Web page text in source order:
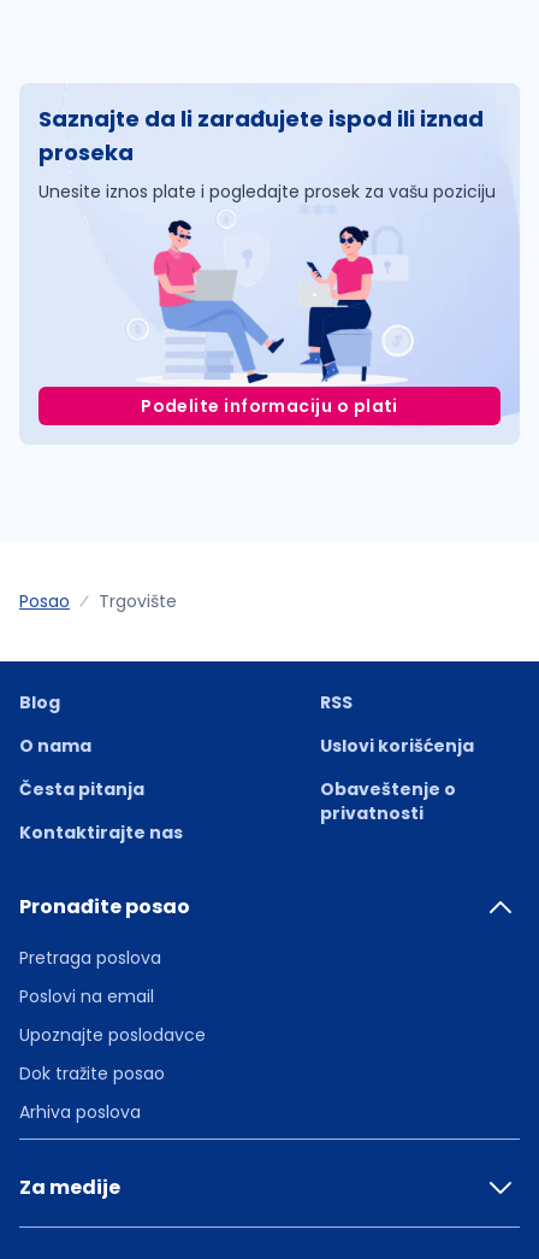
Saznajte da li zarađujete ispod ili iznad
proseka
Unesite iznos plate i pogledajte prosek za vašu poziciju
Podelite informaciju o plati
Posao Trgovište
Blog
O nama
Česta pitanja
Kontaktirajte nas
RSS
Uslovi korišćenja
Obaveštenje o
privatnosti
Pronađite posao
Pretraga poslova
Poslovi na email
Upoznajte poslodavce
Dok tražite posao
Arhiva poslova
Za medije